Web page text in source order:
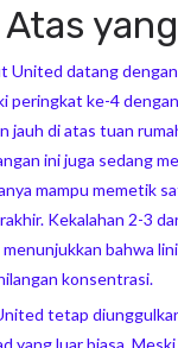
United datang
peringkat ke-4
jauh di atas tuan
ini juga sedang
mampu memetik
Kekalahan 2-3
bahwa
konsentrasi.
tetap
yang luar biasa.